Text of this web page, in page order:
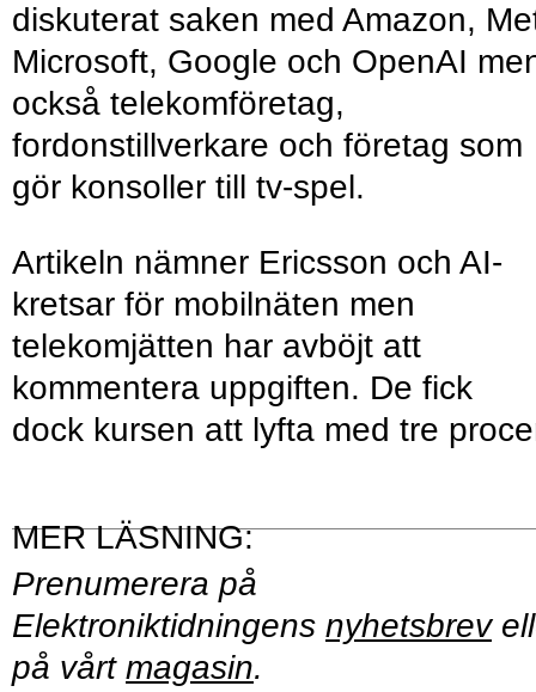
diskuterat saken med Amazon,
Microsoft, Google och OpenAI
också telekomföretag,
fordonstillverkare och företag som
gör konsoller till tv-spel.
Artikeln nämner Ericsson och AI-
kretsar för mobilnäten men
telekomjätten har avböjt att
kommentera uppgiften. De fick
dock kursen att lyfta med tre
Prenumerera på
Elektroniktidningens nyhetsbrev
på vårt magasin.